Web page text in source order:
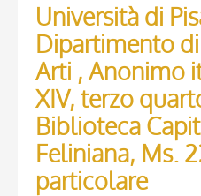
Università di
Dipartimento
Arti , Anonimo
XIV, terzo
Biblioteca
Feliniana, Ms.
particolare